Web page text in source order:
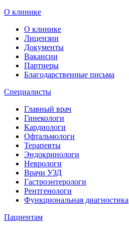
О клинике
О клинике
Лицензии
Документы
Вакансии
Партнеры
Благодарственные письма
Специалисты
Главный врач
Гинекологи
Кардиологи
Офтальмологи
Терапевты
Эндокринологи
Неврологи
Врачи УЗД
Гастроэнтерологи
Рентгенологи
Функциональная диагностика
Пациентам